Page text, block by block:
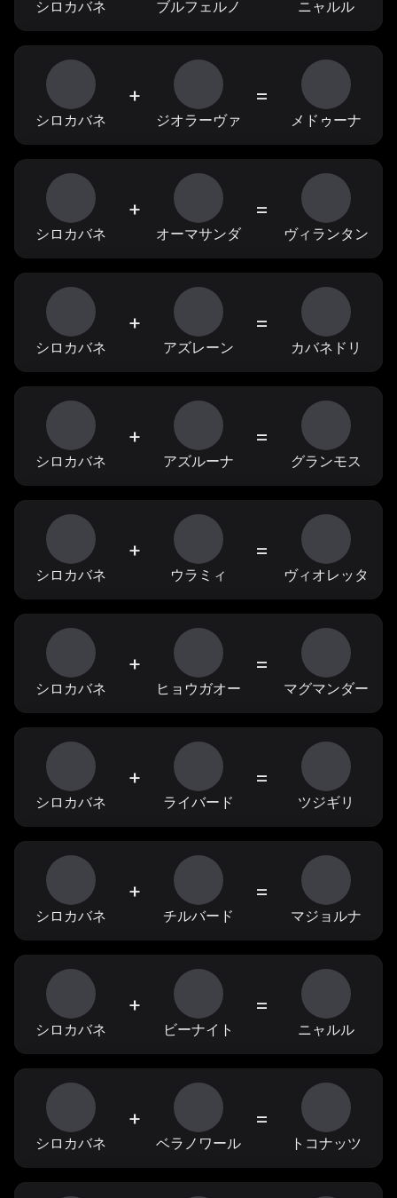
シロカバネ ブルフェルノ ニャルル
シロカバネ
+
ジオラーヴァ
=
メドゥーナ
シロカバネ
+
オーマサンダ
=
ヴィランタン
シロカバネ
+
アズレーン
=
カバネドリ
シロカバネ
+
アズルーナ
=
グランモス
シロカバネ
+
ウラミィ
=
ヴィオレッタ
シロカバネ
+
ヒョウガオー
=
マグマンダー
シロカバネ
+
ライバード
=
ツジギリ
シロカバネ
+
チルバード
=
マジョルナ
シロカバネ
+
ビーナイト
=
ニャルル
シロカバネ
+
ベラノワール
=
トコナッツ